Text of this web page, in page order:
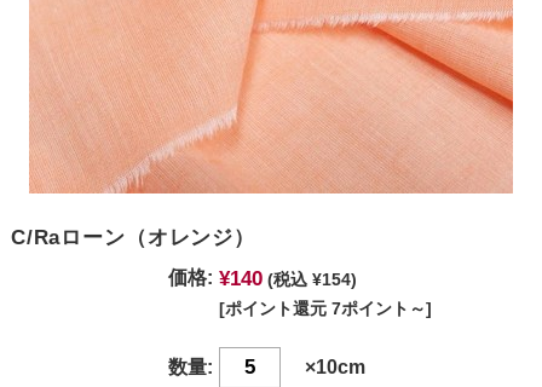
C/Raローン（オレンジ）
価格: ¥140 (税込 ¥154)
[ポイント還元 7ポイント～]
数量: ×10cm